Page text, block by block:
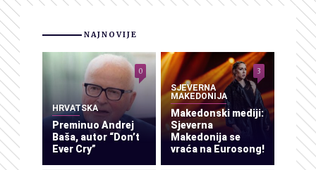
NAJNOVIJE
HRVATSKA
Preminuo Andrej
Baša, autor “Don’t
Ever Cry”
0
SJEVERNA
MAKEDONIJA
Makedonski mediji:
Sjeverna
Makedonija se
vraća na Eurosong!
3